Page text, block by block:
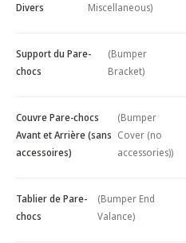
Divers
Miscellaneous)
Support du Pare-
chocs
(Bumper
Bracket)
Couvre Pare-chocs
Avant et Arrière (sans
accessoires)
(Bumper
Cover (no
accessories))
Tablier de Pare-
chocs
(Bumper End
Valance)